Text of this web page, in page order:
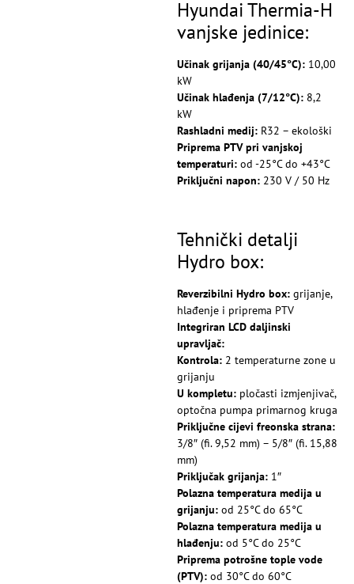
Hyundai Thermia-H
vanjske jedinice:
Učinak grijanja (40/45°C): 10,00
kW
Učinak hlađenja (7/12°C): 8,2
kW
Rashladni medij: R32 – ekološki
Priprema PTV pri vanjskoj
temperaturi: od -25°C do +43°C
Priključni napon: 230 V / 50 Hz
Tehnički detalji
Hydro box:
Reverzibilni Hydro box: grijanje,
hlađenje i priprema PTV
Integriran LCD daljinski
upravljač:
Kontrola: 2 temperaturne zone u
grijanju
U kompletu: pločasti izmjenjivač,
optočna pumpa primarnog kruga
Priključne cijevi freonska strana:
3/8″ (fi. 9,52 mm) – 5/8″ (fi. 15,88
mm)
Priključak grijanja: 1″
Polazna temperatura medija u
grijanju: od 25°C do 65°C
Polazna temperatura medija u
hlađenju: od 5°C do 25°C
Priprema potrošne tople vode
(PTV): od 30°C do 60°C